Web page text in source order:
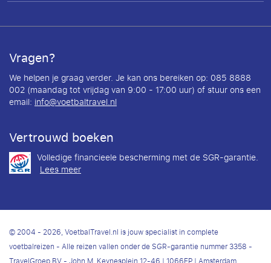
Vragen?
We helpen je graag verder. Je kan ons bereiken op: 085 8888
002 (maandag tot vrijdag van 9:00 - 17:00 uur) of stuur ons een
email: info@voetbaltravel.nl
Vertrouwd boeken
Volledige financieele bescherming met de SGR-garantie.
Lees meer
© 2004 - 2026, VoetbalTravel.nl is jouw specialist in complete
voetbalreizen - Alle reizen vallen onder de SGR-garantie nummer 3358 -